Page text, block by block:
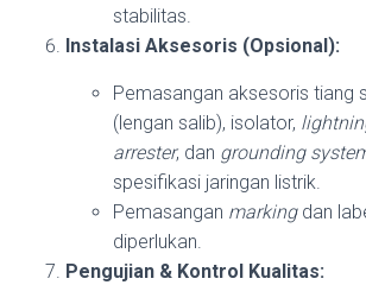
stabilitas.
Instalasi Aksesoris (Opsional):
Pemasangan aksesoris tiang
(lengan salib), isolator,
arrester, dan grounding
spesifikasi jaringan listrik.
Pemasangan markingdan
diperlukan.
Pengujian & Kontrol Kualitas: